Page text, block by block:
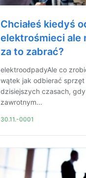
Chciałeś kiedyś
elektrośmieci ale
za to zabrać?
elektroodpadyAle co
wątek jak odbierać
dzisiejszych czasach,
zawrotnym...
30.11.-0001